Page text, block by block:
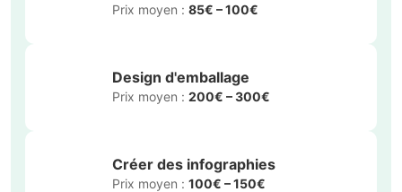
Prix moyen : 85€ – 100€
Design d'emballage
Prix moyen : 200€ – 300€
Créer des infographies
Prix moyen : 100€ – 150€